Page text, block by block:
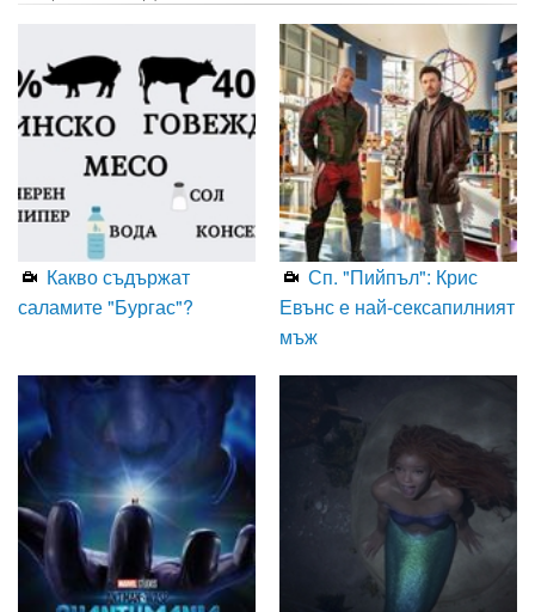
Какво съдържат
саламите "Бургас"?
Сп. "Пийпъл": Крис
Евънс е най-сексапилният
мъж